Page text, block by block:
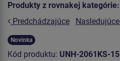
Produkty z rovnakej kategórie:
Predchádzajúce
Nasledujúce
Novinka
Kód produktu: UNH-2061KS-15